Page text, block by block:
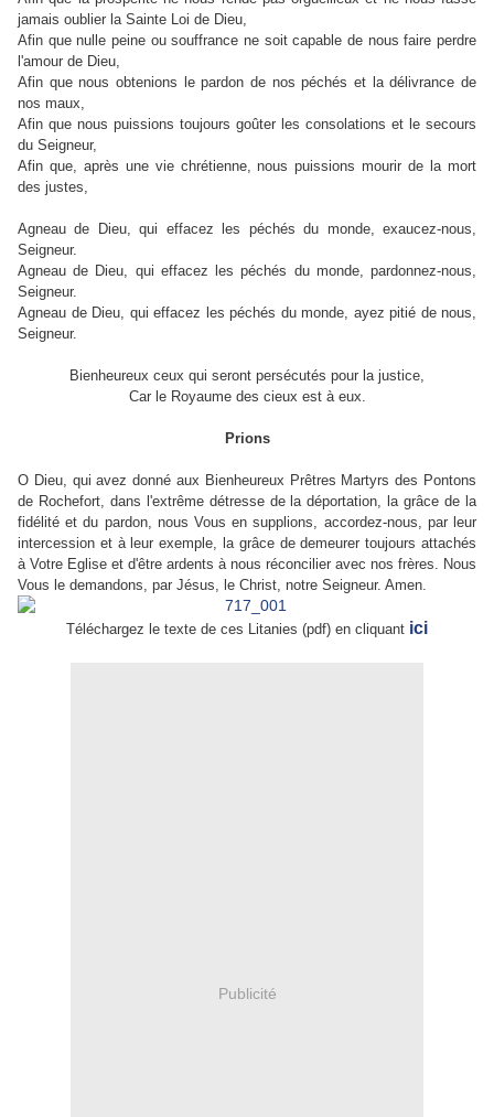
jamais oublier la Sainte Loi de Dieu,
Afin que nulle peine ou souffrance ne soit capable de nous faire perdre
l'amour de Dieu,
Afin que nous obtenions le pardon de nos péchés et la délivrance de
nos maux,
Afin que nous puissions toujours goûter les consolations et le secours
du Seigneur,
Afin que, après une vie chrétienne, nous puissions mourir de la mort
des justes,
Agneau de Dieu, qui effacez les péchés du monde, exaucez-nous,
Seigneur.
Agneau de Dieu, qui effacez les péchés du monde, pardonnez-nous,
Seigneur.
Agneau de Dieu, qui effacez les péchés du monde, ayez pitié de nous,
Seigneur.
Bienheureux ceux qui seront persécutés pour la justice,
Car le Royaume des cieux est à eux.
Prions
O Dieu, qui avez donné aux Bienheureux Prêtres Martyrs des Pontons
de Rochefort, dans l'extrême détresse de la déportation, la grâce de la
fidélité et du pardon, nous Vous en supplions, accordez-nous, par leur
intercession et à leur exemple, la grâce de demeurer toujours attachés
à Votre Eglise et d'être ardents à nous réconcilier avec nos frères. Nous
Vous le demandons, par Jésus, le Christ, notre Seigneur. Amen.
Téléchargez le texte de ces Litanies (pdf) en cliquant ici
Publicité